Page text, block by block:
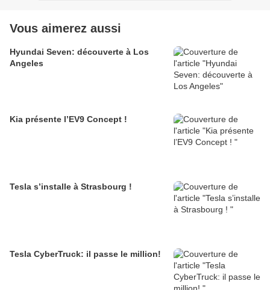
Vous aimerez aussi
Hyundai Seven: découverte à Los
Angeles
Kia présente l’EV9 Concept !
Tesla s’installe à Strasbourg !
Tesla CyberTruck: il passe le million!